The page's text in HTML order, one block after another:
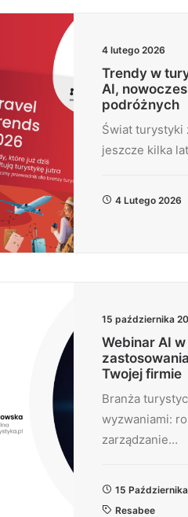
4 lutego 2026
Trendy w
AI,
podróżnych
Świat turystyki
jeszcze kilka
4 Lutego 2026
15 października
Webinar AI
Twojej firmie
Branża
wyzwaniami:
zarządzanie…
15
Resabee